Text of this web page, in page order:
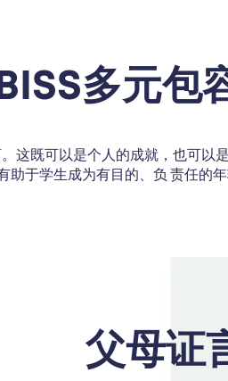
多元包
这既可以是个人的成就，也可以
于学生成为有目的、负 责任的年
父母证